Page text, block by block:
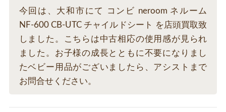
今回は、大和市にて コンビ neroom ネルーム
NF-600 CB-UTC チャイルドシート を店頭買取致
しました。こちらは中古相応の使用感が見られ
ました。お子様の成長とともに不要になりまし
たベビー用品がございましたら、アシストまで
お問合せください。